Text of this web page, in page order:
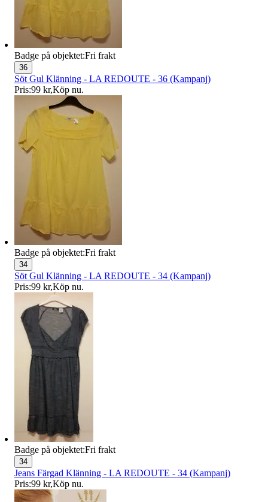
Badge på objektet:Fri frakt
36
Söt Gul Klänning - LA REDOUTE - 36 (Kampanj)
Pris:99 kr,Köp nu.
Badge på objektet:Fri frakt
34
Söt Gul Klänning - LA REDOUTE - 34 (Kampanj)
Pris:99 kr,Köp nu.
Badge på objektet:Fri frakt
34
Jeans Färgad Klänning - LA REDOUTE - 34 (Kampanj)
Pris:99 kr,Köp nu.